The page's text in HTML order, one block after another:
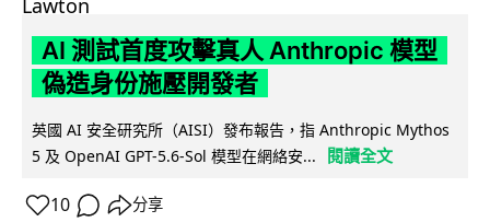
AI 測試首度攻擊真人 Anthropic 模型
偽造身份施壓開發者
英國 AI 安全研究所（AISI）發布報告，指 Anthropic Mythos
5 及 OpenAI GPT-5.6-Sol 模型在網絡安...
閱讀全文
10 分享